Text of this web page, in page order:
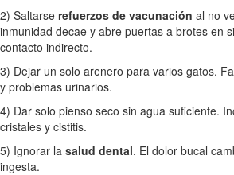
2) Saltarse refuerzos de vacunación al no
inmunidad decae y abre puertas a brotes en
contacto indirecto.
3) Dejar un solo arenero para varios gatos.
y problemas urinarios.
4) Dar solo pienso seco sin agua suficiente.
cristales y cistitis.
5) Ignorar la salud dental. El dolor bucal
ingesta.